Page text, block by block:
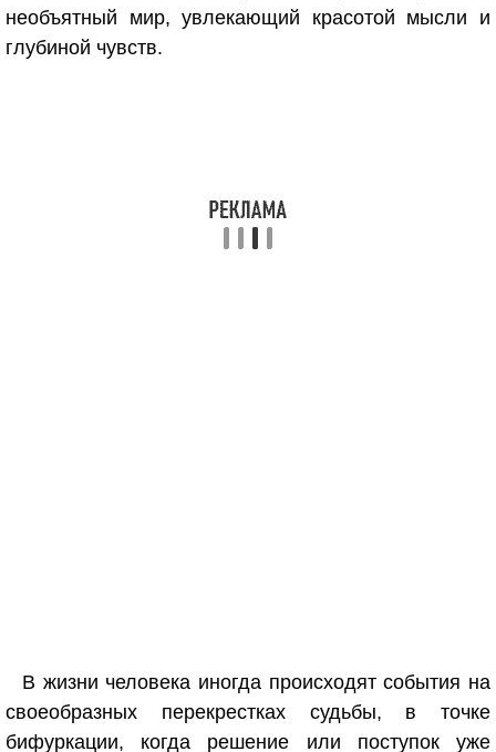
необъятный мир, увлекающий красотой мысли и
глубиной чувств.
В жизни человека иногда происходят события на
своеобразных перекрестках судьбы, в точке
бифуркации, когда решение или поступок уже